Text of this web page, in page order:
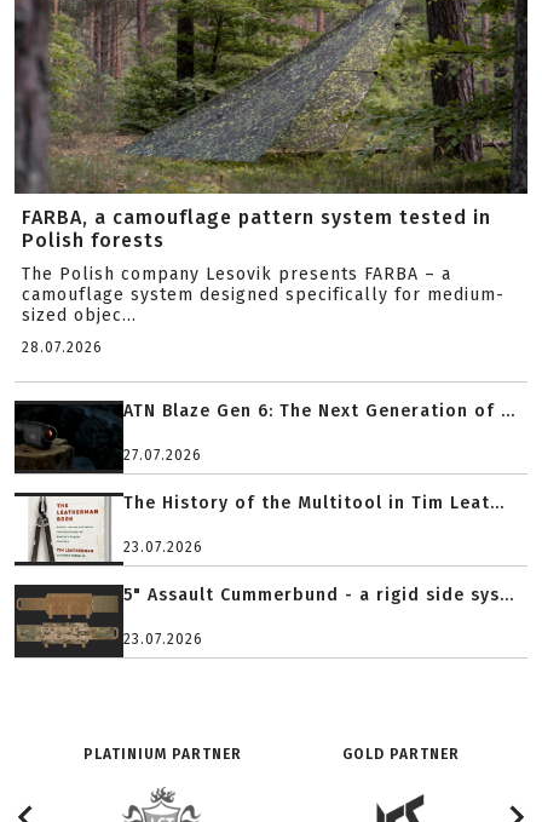
FARBA, a camouflage pattern system tested in
Polish forests
The Polish company Lesovik presents FARBA – a
camouflage system designed specifically for medium-
sized objec...
28.07.2026
ATN Blaze Gen 6: The Next Generation of ...
27.07.2026
The History of the Multitool in Tim Leat...
23.07.2026
5" Assault Cummerbund - a rigid side sys...
23.07.2026
PLATINIUM PARTNER GOLD PARTNER